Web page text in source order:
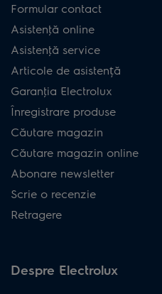
Formular contact
Asistenţă online
Asistenţă service
Articole de asistență
Garanţia Electrolux
Înregistrare produse
Căutare magazin
Căutare magazin online
Abonare newsletter
Scrie o recenzie
Retragere
Despre Electrolux